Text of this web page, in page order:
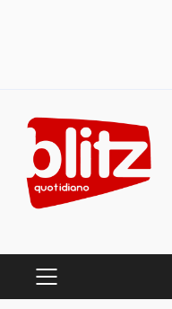
content
PRIMARY